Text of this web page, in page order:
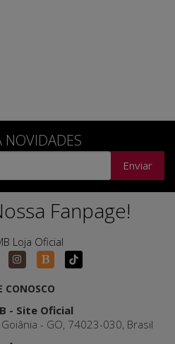
NOVIDADES
Enviar
Fanpage!
Loja Oficial
CONOSCO
- Site Oficial
- GO, 74023-030, Brasil